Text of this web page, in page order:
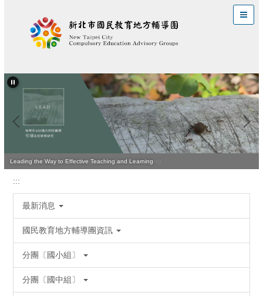
區
Quality Teaching Is Vital for Improving Student Learning
Leading the Way to Effective Teaching and Learning
:::
最新消息
國民教育地方輔導團資訊
分團〔國小組〕
分團〔國中組〕